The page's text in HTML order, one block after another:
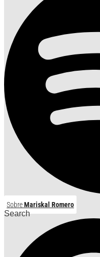
SobreMariskal Romero
Search